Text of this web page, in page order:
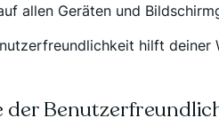
allen Geräten und
hilft deiner
der